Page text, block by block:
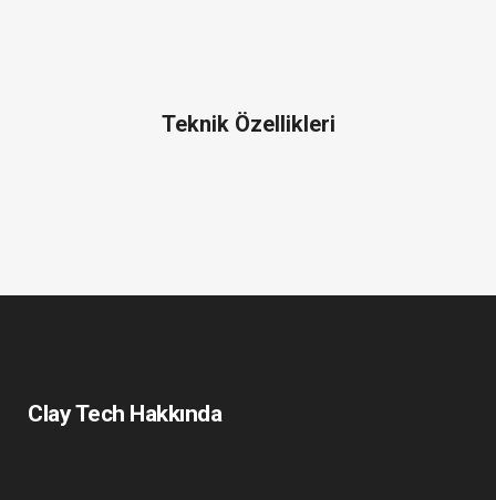
Teknik Özellikleri
Clay Tech Hakkında